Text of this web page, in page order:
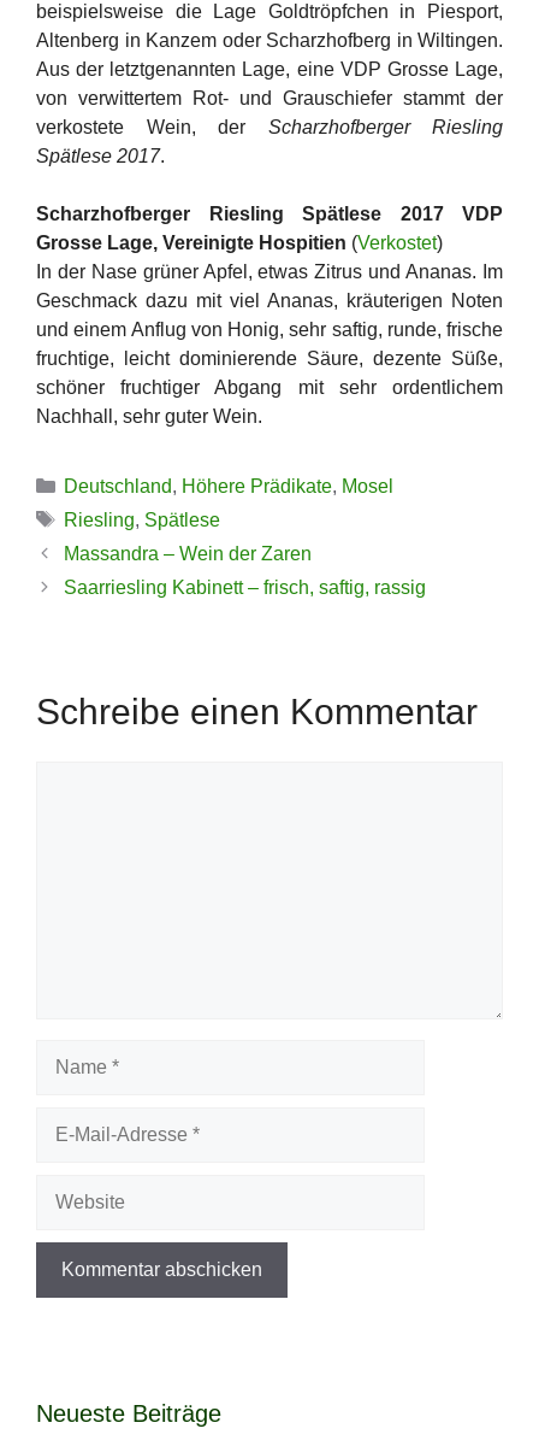
beispielsweise die Lage Goldtröpfchen in Piesport,
Altenberg in Kanzem oder Scharzhofberg in Wiltingen.
Aus der letztgenannten Lage, eine VDP Grosse Lage,
von verwittertem Rot- und Grauschiefer stammt der
verkostete Wein, der Scharzhofberger Riesling
Spätlese 2017.
Scharzhofberger Riesling Spätlese 2017 VDP
Grosse Lage, Vereinigte Hospitien (Verkostet)
In der Nase grüner Apfel, etwas Zitrus und Ananas. Im
Geschmack dazu mit viel Ananas, kräuterigen Noten
und einem Anflug von Honig, sehr saftig, runde, frische
fruchtige, leicht dominierende Säure, dezente Süße,
schöner fruchtiger Abgang mit sehr ordentlichem
Nachhall, sehr guter Wein.
Kategorien
Deutschland, Höhere Prädikate, Mosel
Schlagwörter
Riesling, Spätlese
Massandra – Wein der Zaren
Saarriesling Kabinett – frisch, saftig, rassig
Schreibe einen Kommentar
Neueste Beiträge